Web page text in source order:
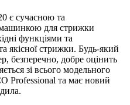
є сучасною та
для стрижки
функціями та
якісної стрижки. Будь-який
безперечно, добре оцінить
зі всього модельного
Professional та має новий